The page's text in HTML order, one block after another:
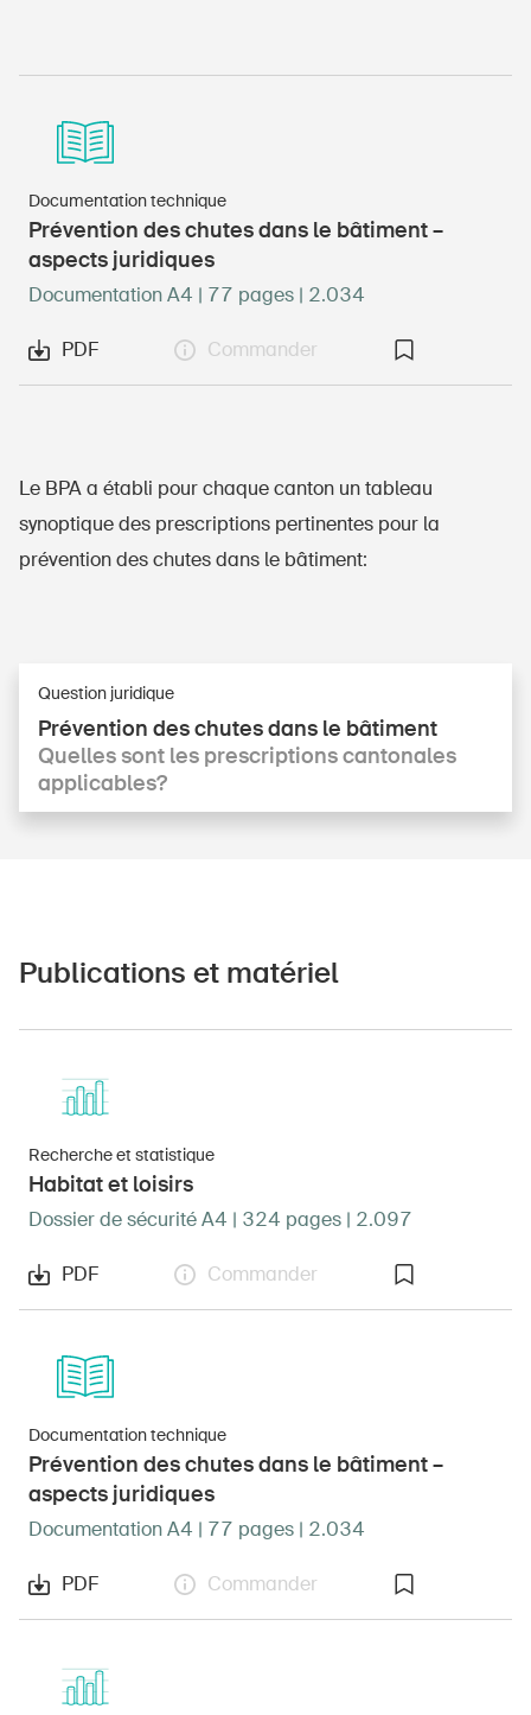
Documentation technique
Prévention des chutes dans le bâtiment –
aspects juridiques
Documentation A4 | 77 pages | 2.034
PDF Commander
Le BPA a établi pour chaque canton un tableau
synoptique des prescriptions pertinentes pour la
prévention des chutes dans le bâtiment:
Prévention des chutes dans le bâtiment
Quelles sont les prescriptions cantonales
applicables?
Question juridique
Publications et matériel
Recherche et statistique
Habitat et loisirs
Dossier de sécurité A4 | 324 pages | 2.097
PDF Commander
Documentation technique
Prévention des chutes dans le bâtiment –
aspects juridiques
Documentation A4 | 77 pages | 2.034
PDF Commander